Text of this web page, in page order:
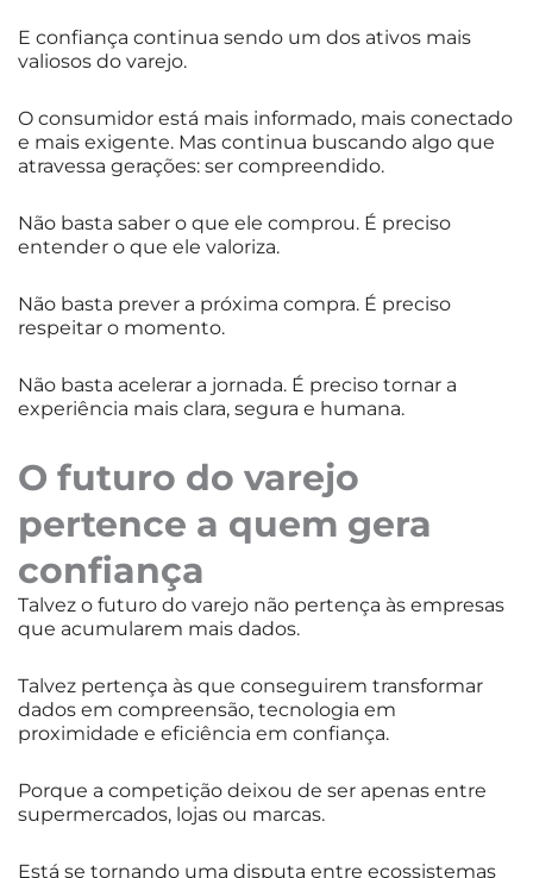
E confiança continua sendo um dos ativos mais
valiosos do varejo.
O consumidor está mais informado, mais conectado
e mais exigente. Mas continua buscando algo que
atravessa gerações: ser compreendido.
Não basta saber o que ele comprou. É preciso
entender o que ele valoriza.
Não basta prever a próxima compra. É preciso
respeitar o momento.
Não basta acelerar a jornada. É preciso tornar a
experiência mais clara, segura e humana.
O futuro do varejo
pertence a quem gera
confiança
Talvez o futuro do varejo não pertença às empresas
que acumularem mais dados.
Talvez pertença às que conseguirem transformar
dados em compreensão, tecnologia em
proximidade e eficiência em confiança.
Porque a competição deixou de ser apenas entre
supermercados, lojas ou marcas.
Está se tornando uma disputa entre ecossistemas